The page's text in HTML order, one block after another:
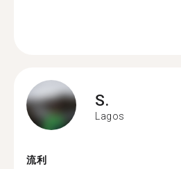
S.
Lagos
流利